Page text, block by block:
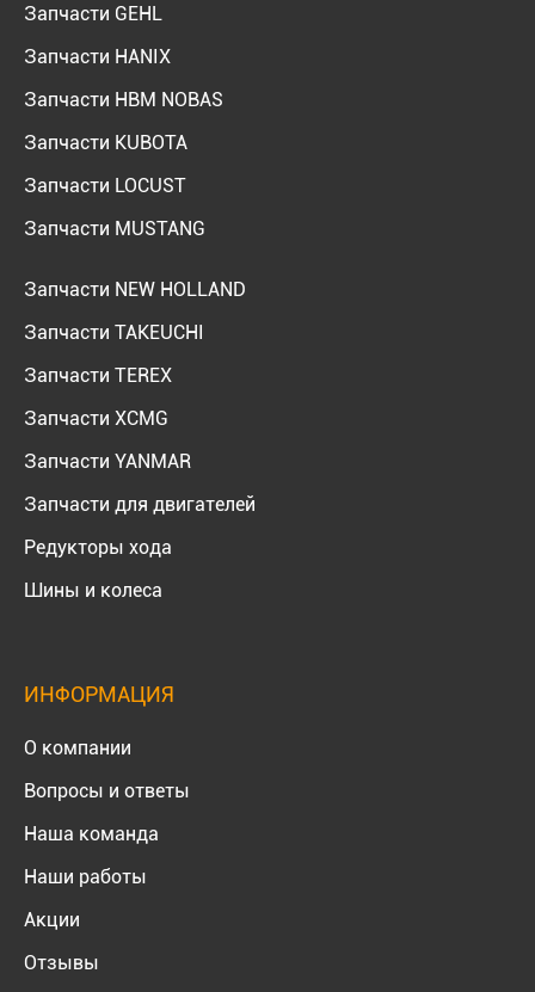
Запчасти GEHL
Запчасти HANIX
Запчасти HBM NOBAS
Запчасти KUBOTA
Запчасти LOCUST
Запчасти MUSTANG
Запчасти NEW HOLLAND
Запчасти TAKEUCHI
Запчасти TEREX
Запчасти XCMG
Запчасти YANMAR
Запчасти для двигателей
Редукторы хода
Шины и колеса
ИНФОРМАЦИЯ
О компании
Вопросы и ответы
Наша команда
Наши работы
Акции
Отзывы